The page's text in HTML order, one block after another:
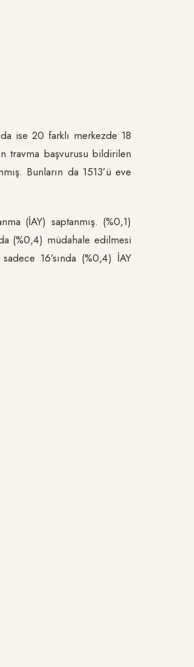
ise 20 farklı merkezde 18
travma başvurusu bildirilen
Bunların da 1513’ü eve
(İAY) saptanmış. (%0,1)
(%0,4) müdahale edilmesi
16’sında (%0,4) İAY